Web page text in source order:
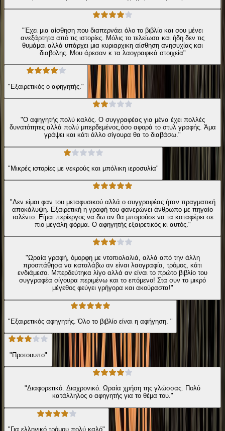
"Έχει μια αίσθηση που διαπερνάει όλο το βιβλίο και σου μένει
ανεξάρτητα από τις ιστορίες. Μόλις το τελείωσα και ήδη δεν τις
θυμάμαι αλλά υπάρχει μια κυριαρχικη αίσθηση ανησυχίας και
διαβολης. Μου άρεσαν κ τα λαογραφικά στοιχεία"
"Εξαιρετικός ο αφηγητής."
"Ο αφηγητής πολύ καλός. Ο συγγραφέας για μένα έχει πολλές
δυνατότητες αλλά πολύ μπερδεμένος,όσο αφορά το στυλ γραφής. Άμα
γράψει και κάτι άλλο σίγουρα θα το διαβάσω."
"Μικρές ιστορίες με νεκρούς και μπόλικη ιεροσυλία"
"Δεν είμαι φαν του μεταφυσικού αλλά ο συγγραφέας ήταν πραγματική
αποκάλυψη. Εξαιρετική η γραφή του φανερώνει άνθρωπο με πηγαίο
ταλέντο. Είμαι περίεργος να δω αν θα μπορούσε να τα καταφέρει σε
πιο μεγάλη φόρμα. Ο αφηγητής εξαιρετικός κι αυτός."
"Ωραία γραφή, όμορφη με ντοπιολαλιά, αλλά από την άλλη
προσπάθησα να καταλάβω αν είναι λαογραφία, τρόμος, κάτι
ενδιάμεσο. Μπερδεύτηκα λίγο αλλά αν είναι το πρώτο βιβλίο του
συγγραφέα σίγουρα περιμένω και το επόμενο! Στα συν το μικρό
μέγεθος φεύγει γρήγορα και ακούραστα!"
"Εξαιρετικός αφηγητής. Όλο το βιβλίο είναι η αφήγηση. "
"Προτουυπο"
"Διαφορετικό. Διαχρονικό. Ωραία χρήση της γλώσσας. Πολύ
κατάλληλος ο αφηγητής για το θέμα του."
"Για ελληνικό τρόμου πολύ καλό"